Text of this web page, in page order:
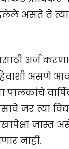
दिलेले असते ते
अर्ज
असणे
पालकांचे
जर त्या
जास्त
नाही.